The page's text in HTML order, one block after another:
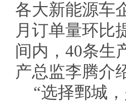
各大新能源车
月订单量环比
间内，40条生
产总监李腾介
“选择鄄城